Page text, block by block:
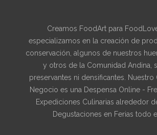
Creamos FoodArt para
especializamos en la creación de
conservación, algunos de nuestros
y otros de la Comunidad Andina,
preservantes ni densificantes.
Negocio es una Despensa Online -
Expediciones Culinarias alrededor
Degustaciones en Ferias todo